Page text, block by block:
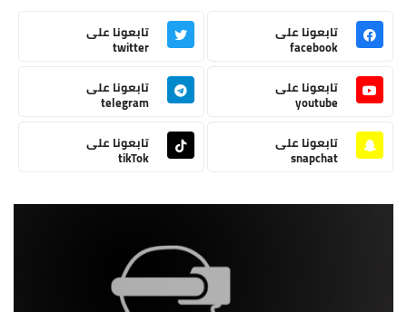
تابعونا على
facebook
تابعونا على
twitter
تابعونا على
youtube
تابعونا على
telegram
تابعونا على
snapchat
تابعونا على
tikTok